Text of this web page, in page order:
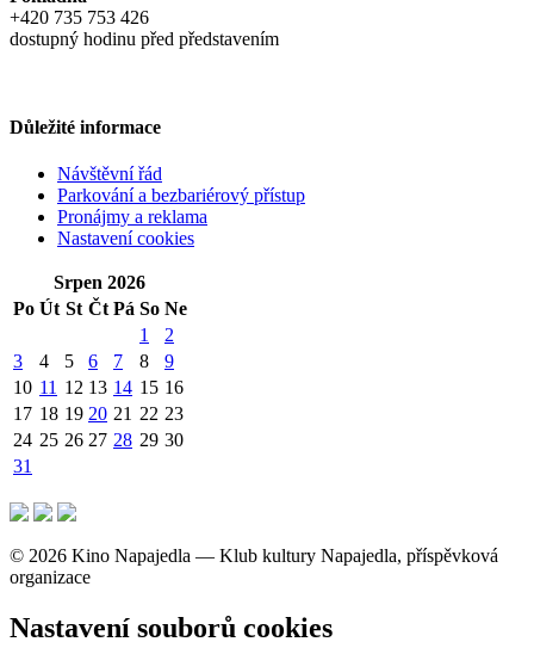
+420 735 753 426
dostupný hodinu před představením
Důležité informace
Návštěvní řád
Parkování a bezbariérový přístup
Pronájmy a reklama
Nastavení cookies
Srpen 2026
Po Út St Čt Pá So Ne
1
2
3
4 5 6 7 8
9
10 11 12 13 14 15 16
17 18 19 20 21 22 23
24 25 26 27 28 29 30
31
© 2026 Kino Napajedla — Klub kultury Napajedla, příspěvková
organizace
Nastavení souborů cookies